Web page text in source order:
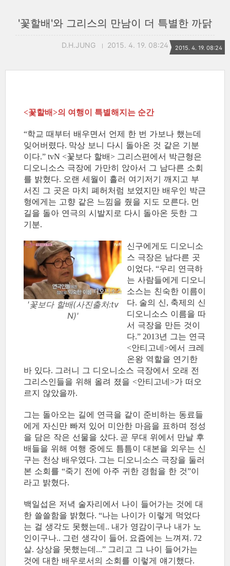
'꽃할배'와 그리스의 만남이 더 특별한 까닭
D.H.JUNG 2015. 4. 19. 08:24 2015. 4. 19. 08:24
<꽃할배>의 여행이 특별해지는 순간
“학교 때부터 배우면서 언제 한 번 가보나 했는데
잊어버렸다. 막상 보니 다시 돌아온 것 같은 기분
이다.” tvN <꽃보다 할배> 그리스편에서 박근형은
디오니소스 극장에 가만히 앉아서 그 남다른 소회
를 밝혔다. 오랜 세월이 흘러 여기저기 깨지고 부
서진 그 곳은 마치 폐허처럼 보였지만 배우인 박근
형에게는 고향 같은 느낌을 줬을 지도 모른다. 먼
길을 돌아 연극의 시발지로 다시 돌아온 듯한 그
기분.
'꽃보다 할배(사진출처:tv
N)'
신구에게도 디오니소
스 극장은 남다른 곳
이었다. “우리 연극하
는 사람들에게 디오니
소스는 친숙한 이름이
다. 술의 신, 축제의 신
디오니소스 이름을 따
서 극장을 만든 것이
다.” 2013년 그는 연극
<안티고네>에서 크레
온왕 역할을 연기한
바 있다. 그러니 그 디오니소스 극장에서 오래 전
그리스인들을 위해 올려 졌을 <안티고네>가 떠오
르지 않았을까.
그는 돌아오는 길에 연극을 같이 준비하는 동료들
에게 자신만 빠져 있어 미안한 마음을 표하며 정성
을 담은 작은 선물을 샀다. 곧 무대 위에서 만날 후
배들을 위해 여행 중에도 틈틈이 대본을 외우는 신
구는 천상 배우였다. 그는 디오니소스 극장을 둘러
본 소회를 “죽기 전에 아주 귀한 경험을 한 것”이
라고 밝혔다.
백일섭은 저녁 술자리에서 나이 들어가는 것에 대
한 쓸쓸함을 밝혔다. “나는 나이가 이렇게 먹었다
는 걸 생각도 못했는데.. 내가 영감이구나 내가 노
인이구나.. 그런 생각이 들어. 요즘에는 느껴져. 72
살. 상상을 못했는데...” 그리고 그 나이 들어가는
것에 대한 배우로서의 소회를 이렇게 얘기했다.